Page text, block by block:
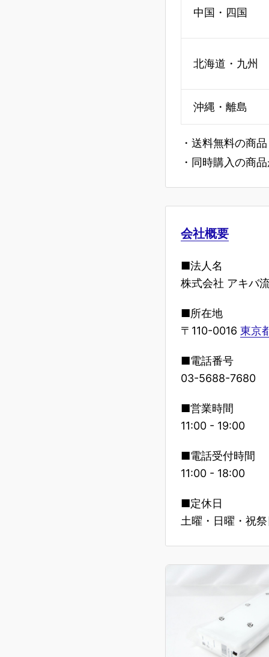
中国・四国
北海道・九州
沖縄・離島
・送料無料の商
・同時購入の商
会社概要
■法人名
株式会社 アキバ
■所在地
〒110-0016 東京
■電話番号
03-5688-7680
■営業時間
11:00 - 19:00
■電話受付時間
11:00 - 18:00
■定休日
土曜・日曜・祝